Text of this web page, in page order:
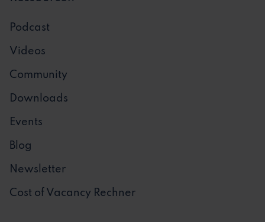
Podcast
Videos
Community
Downloads
Events
Blog
Newsletter
Cost of Vacancy Rechner